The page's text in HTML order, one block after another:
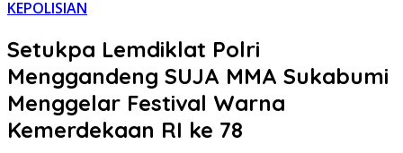
KEPOLISIAN
Setukpa Lemdiklat Polri
Menggandeng SUJA MMA Sukabumi
Menggelar Festival Warna
Kemerdekaan RI ke 78